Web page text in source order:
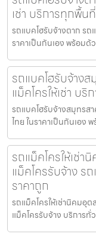
เช่า บริการทุกพื้น
รถแบคโฮรับจ้างตาก รถ
ราคาเป็นกันเอง พร้อม
รถแบคโฮรับจ้าง
แม็คโครให้เช่า บ
รถแบคโฮรับจ้างสมุทรส
ไทย ในราคาเป็นกันเอ
รถแม็คโครให้เช่
แม็คโครรับจ้าง ร
ราคาถูก
รถแม็คโครให้เช่านิคมอุต
แม็คโครรับจ้าง บริการทั่